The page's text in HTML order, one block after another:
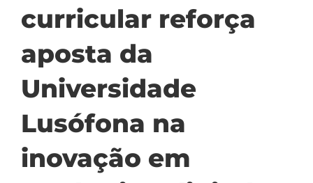
curricular reforça
aposta da
Universidade
Lusófona na
inovação em